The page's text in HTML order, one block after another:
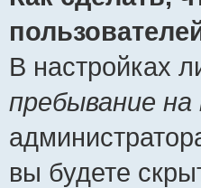
В настройках
пребывание
вы будете